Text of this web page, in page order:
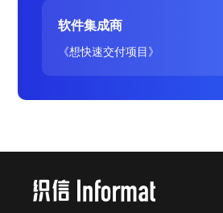
软件集成商
《想快速交付项目》